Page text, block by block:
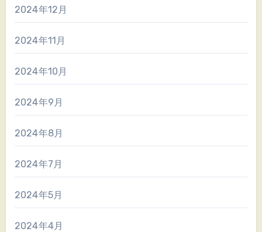
2024年12月
2024年11月
2024年10月
2024年9月
2024年8月
2024年7月
2024年5月
2024年4月